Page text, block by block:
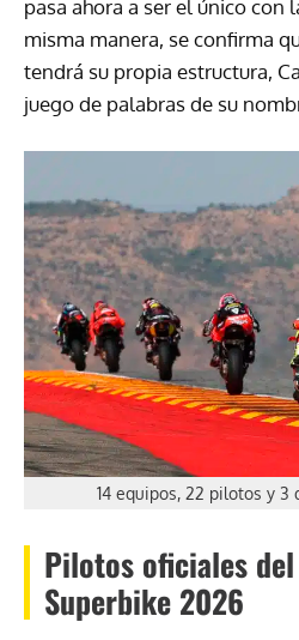
pasa ahora a ser el único con
misma manera, se confirma
tendrá su propia estructura,
juego de palabras de su
14 equipos, 22 pilotos y 3
Pilotos oficiales
Superbike 2026